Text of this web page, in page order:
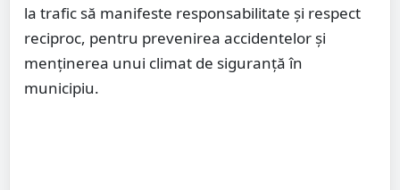
la trafic să manifeste responsabilitate și respect
reciproc, pentru prevenirea accidentelor și
menținerea unui climat de siguranță în
municipiu.